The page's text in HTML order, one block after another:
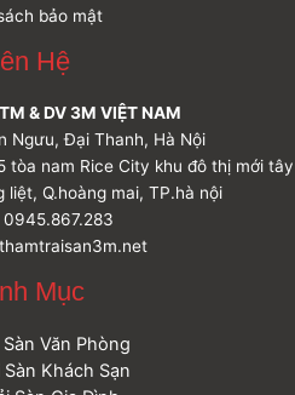
bảo mật
Hệ
& DV 3M VIỆT NAM
Ngưu, Đại Thanh, Hà Nội
tòa nam Rice City khu đô thị mới tây
liệt, Q.hoàng mai, TP.hà nội
0945.867.283
Mục
Văn Phòng
Khách Sạn